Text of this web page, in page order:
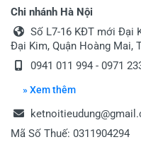
Chi nhánh Hà Nội
Số L7-16 KĐT mới Đại
Đại Kim, Quận Hoàng Mai,
0941 011 994 - 0971
» Xem thêm
Mã Số Thuế: 0311904294